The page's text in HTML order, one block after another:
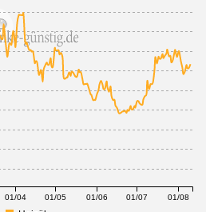
01/04 01/05 01/06 01/07 01/08